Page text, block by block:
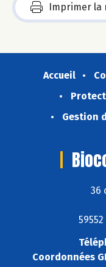
Imprimer la
Accueil
Gestion
36
Coordonnées